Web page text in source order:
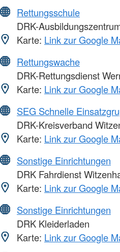
Rettungsschule
DRK-
Karte: Link zur Google
Rettungswache
DRK-Rettungsdienst
Karte: Link zur Google
SEG Schnelle
DRK-Kreisverband
Karte: Link zur Google
Sonstige Einrichtungen
DRK Fahrdienst
Karte: Link zur Google
Sonstige Einrichtungen
DRK Kleiderladen
Karte: Link zur Google